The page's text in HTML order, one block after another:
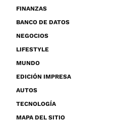
FINANZAS
BANCO DE DATOS
NEGOCIOS
LIFESTYLE
MUNDO
EDICIÓN IMPRESA
AUTOS
TECNOLOGÍA
MAPA DEL SITIO